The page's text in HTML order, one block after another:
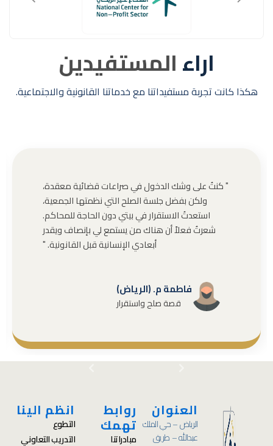
اراءالمستفيدين
هكذا كانت تجربة مستفيداتنا مع خدماتنا القانونية والاجتماعية.
" كنتُ على وشك الدخول في صراعات قضائية معقدة،
ولكن بفضل جلسة الصلح التي نظمتها الجمعية،
استعدتُ الاستقرار في بيتي دون الحاجة للمحاكم.
شعرتُ فعلاً أن هناك من يستمع لي بإنصاف ويقدر
أبعادي الإنسانية قبل القانونية. "
فاطمة م. (الرياض)
قصة صلح واستقرار
العنوان
الرياض – حي الملك
عبدالله – طريق
روابط
تهمك
مبادراتنا
انظم الينا
التطوع
التدريب التعاوني